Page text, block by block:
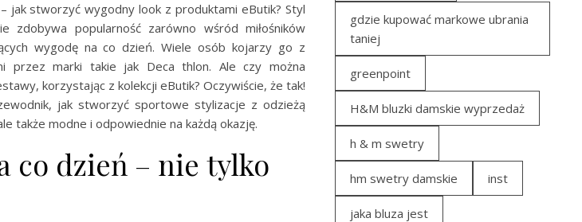
jak stworzyć wygodny look z produktami eButik? Styl
popularność zarówno wśród miłośników
wygodę na co dzień. Wiele osób kojarzy go z
przez marki takie jak Deca thlon. Ale czy można
korzystając z kolekcji eButik? Oczywiście, że tak!
jak stworzyć sportowe stylizacje z odzieżą
także modne i odpowiednie na każdą okazję.
co dzień – nie tylko
gdzie kupować markowe ubrania
taniej
greenpoint
H&M bluzki damskie wyprzedaż
h & m swetry
hm swetry damskie inst
jaka bluza jest